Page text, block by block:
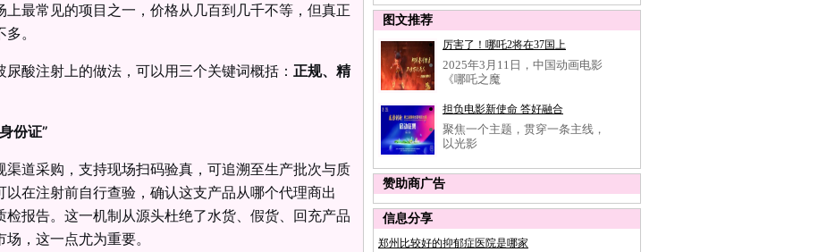
最常见的项目之一，价格从几百到几千不等，但真正
。
尿酸注射上的做法，可以用三个关键词概括： 正规、精
份证”
渠道采购，支持现场扫码验真，可追溯至生产批次与质
在注射前自行查验，确认这支产品从哪个代理商出
报告。这一机制从源头杜绝了水货、假货、回充产品
，这一点尤为重要。
图文推荐
厉害了！哪吒2将在37国上
2025年3月11日，中国动画电影
《哪吒之魔
担负电影新使命 答好融合
聚焦一个主题，贯穿一条主线，
以光影
赞助商广告
信息分享
郑州比较好的抑郁症医院是哪家